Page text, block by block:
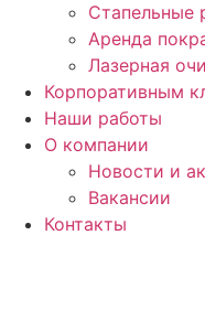
Стапельные
Аренда
Лазерная
Корпоративным
Наши работы
О компании
Новости и
Вакансии
Контакты